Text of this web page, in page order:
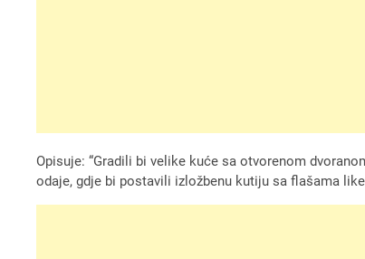
Opisuje: “Gradili bi velike kuće sa otvorenom
odaje, gdje bi postavili izložbenu kutiju sa flašama